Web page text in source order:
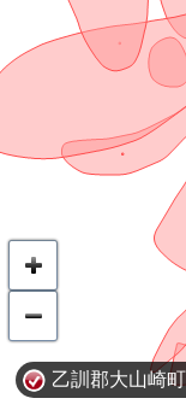
乙訓郡大山崎